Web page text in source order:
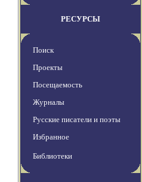
РЕСУРСЫ
Поиск
Проекты
Посещаемость
Журналы
Русские писатели и поэты
Избранное
Библиотеки